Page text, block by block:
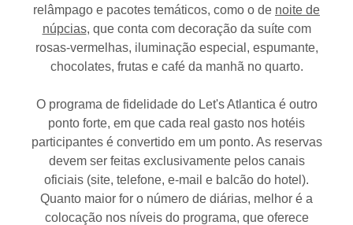
relâmpago e pacotes temáticos, como o de noite de
núpcias, que conta com decoração da suíte com
rosas-vermelhas, iluminação especial, espumante,
chocolates, frutas e café da manhã no quarto.
O programa de fidelidade do Let's Atlantica é outro
ponto forte, em que cada real gasto nos hotéis
participantes é convertido em um ponto. As reservas
devem ser feitas exclusivamente pelos canais
oficiais (site, telefone, e-mail e balcão do hotel).
Quanto maior for o número de diárias, melhor é a
colocação nos níveis do programa, que oferece